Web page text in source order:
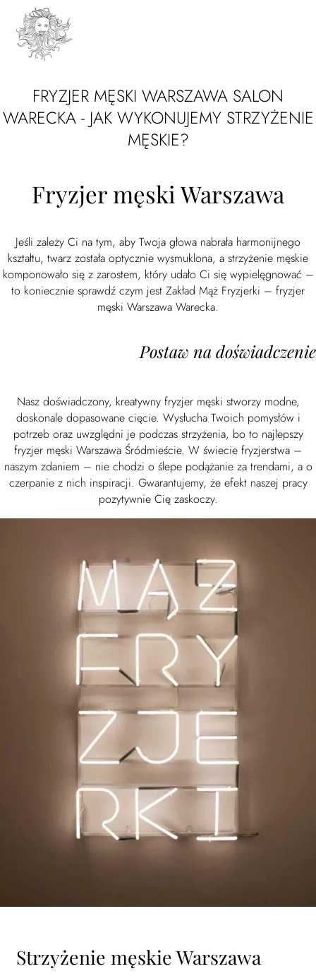
Fryzjer męski Warszawa
FRYZJER MĘSKI WARSZAWA SALON
WARECKA - JAK WYKONUJEMY STRZYŻENIE
MĘSKIE?
Jeśli zależy Ci na tym, aby Twoja głowa nabrała harmonijnego
kształtu, twarz została optycznie wysmuklona, a strzyżenie męskie
komponowało się z zarostem, który udało Ci się wypielęgnować –
to koniecznie sprawdź czym jest Zakład Mąż Fryzjerki – fryzjer
męski Warszawa Warecka.
Postaw na doświadczenie
Nasz doświadczony, kreatywny fryzjer męski stworzy modne,
doskonale dopasowane cięcie. Wysłucha Twoich pomysłów i
potrzeb oraz uwzględni je podczas strzyżenia, bo to najlepszy
fryzjer męski Warszawa Śródmieście. W świecie fryzjerstwa –
naszym zdaniem – nie chodzi o ślepe podążanie za trendami, a o
czerpanie z nich inspiracji. Gwarantujemy, że efekt naszej pracy
pozytywnie Cię zaskoczy.
Strzyżenie męskie Warszawa